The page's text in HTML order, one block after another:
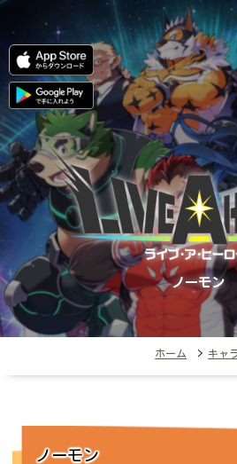
ノーモン
ホーム > キャ
ノーモン